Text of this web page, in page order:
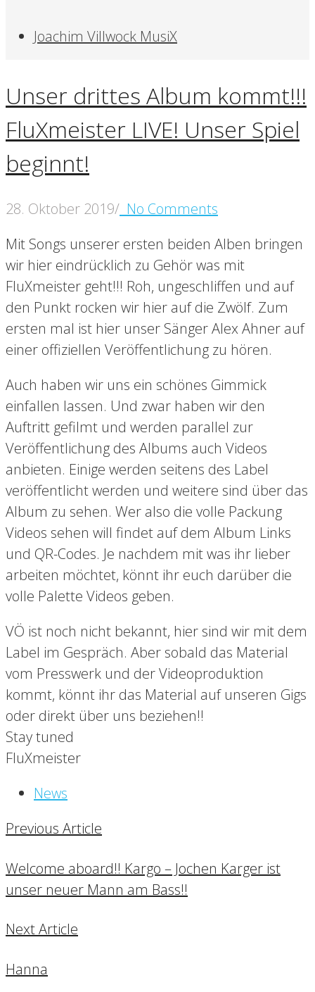
Joachim Villwock MusiX
Unser drittes Album kommt!!!
FluXmeister LIVE! Unser Spiel
beginnt!
28. Oktober 2019/ No Comments
Mit Songs unserer ersten beiden Alben bringen
wir hier eindrücklich zu Gehör was mit
FluXmeister geht!!! Roh, ungeschliffen und auf
den Punkt rocken wir hier auf die Zwölf. Zum
ersten mal ist hier unser Sänger Alex Ahner auf
einer offiziellen Veröffentlichung zu hören.
Auch haben wir uns ein schönes Gimmick
einfallen lassen. Und zwar haben wir den
Auftritt gefilmt und werden parallel zur
Veröffentlichung des Albums auch Videos
anbieten. Einige werden seitens des Label
veröffentlicht werden und weitere sind über das
Album zu sehen. Wer also die volle Packung
Videos sehen will findet auf dem Album Links
und QR-Codes. Je nachdem mit was ihr lieber
arbeiten möchtet, könnt ihr euch darüber die
volle Palette Videos geben.
VÖ ist noch nicht bekannt, hier sind wir mit dem
Label im Gespräch. Aber sobald das Material
vom Presswerk und der Videoproduktion
kommt, könnt ihr das Material auf unseren Gigs
oder direkt über uns beziehen!!
Stay tuned
FluXmeister
News
Previous Article
Welcome aboard!! Kargo – Jochen Karger ist
unser neuer Mann am Bass!!
Next Article
Hanna